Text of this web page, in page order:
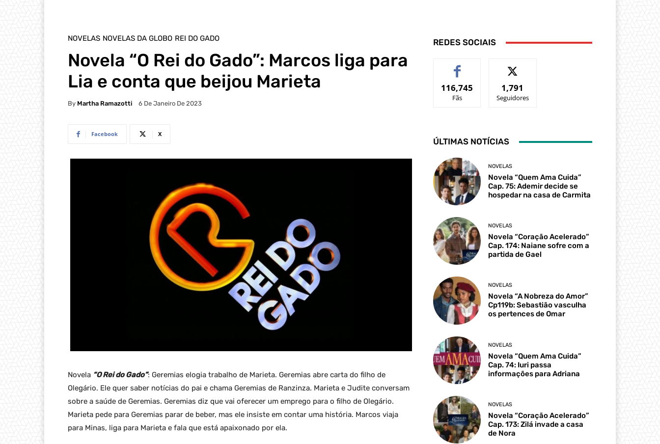
NOVELAS NOVELAS DA GLOBO REI DO GADO
Novela “O Rei do Gado”: Marcos liga para
Lia e conta que beijou Marieta
By Martha Ramazotti 6 De Janeiro De 2023
Facebook X
Novela “O Rei do Gado”: Geremias elogia trabalho de Marieta. Geremias abre carta do filho de
Olegário. Ele quer saber notícias do pai e chama Geremias de Ranzinza. Marieta e Judite conversam
sobre a saúde de Geremias. Geremias diz que vai oferecer um emprego para o filho de Olegário.
Marieta pede para Geremias parar de beber, mas ele insiste em contar uma história. Marcos viaja
para Minas, liga para Marieta e fala que está apaixonado por ela.
REDES SOCIAIS
116,745
Fãs
1,791
Seguidores
ÚLTIMAS NOTÍCIAS
NOVELAS
Novela “Quem Ama Cuida”
Cap. 75: Ademir decide se
hospedar na casa de Carmita
NOVELAS
Novela “Coração Acelerado”
Cap. 174: Naiane sofre com a
partida de Gael
NOVELAS
Novela “A Nobreza do Amor”
Cp119b: Sebastião vasculha
os pertences de Omar
NOVELAS
Novela “Quem Ama Cuida”
Cap. 74: Iuri passa
informações para Adriana
NOVELAS
Novela “Coração Acelerado”
Cap. 173: Zilá invade a casa
de Nora